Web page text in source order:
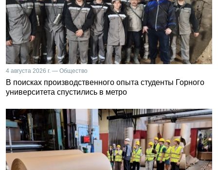
4 августа 2026 г. — Общество
В поисках производственного опыта студенты Горного
университета спустились в метро